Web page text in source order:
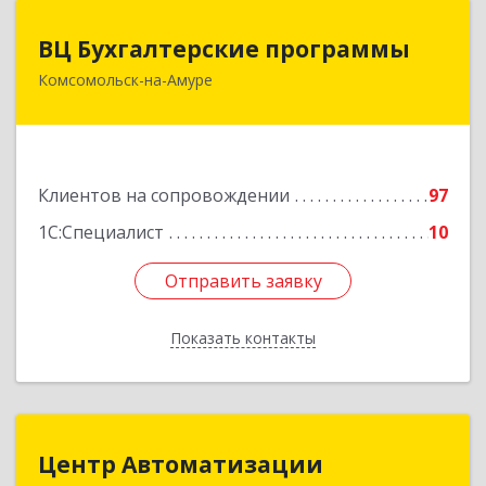
ВЦ Бухгалтерские программы
Комсомольск-на-Амуре
Клиентов на сопровождении
97
1С:Специалист
10
Отправить заявку
Показать контакты
681000, Хабаровский край, Комсомольск-на-
Отправить заявку
Назад
Центр Автоматизации